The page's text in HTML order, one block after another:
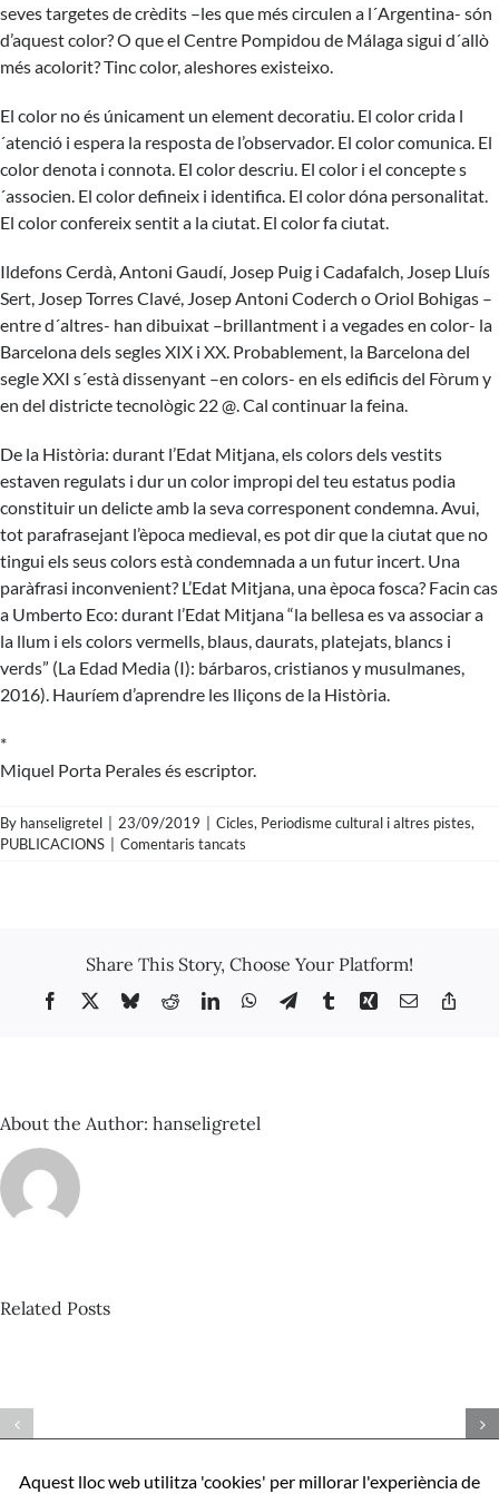
seves targetes de crèdits –les que més circulen a l´Argentina- són
d’aquest color? O que el Centre Pompidou de Málaga sigui d´allò
més acolorit? Tinc color, aleshores existeixo.
El color no és únicament un element decoratiu. El color crida l
´atenció i espera la resposta de l’observador. El color comunica. El
color denota i connota. El color descriu. El color i el concepte s
´associen. El color defineix i identifica. El color dóna personalitat.
El color confereix sentit a la ciutat. El color fa ciutat.
Ildefons Cerdà, Antoni Gaudí, Josep Puig i Cadafalch, Josep Lluís
Sert, Josep Torres Clavé, Josep Antoni Coderch o Oriol Bohigas –
entre d´altres- han dibuixat –brillantment i a vegades en color- la
Barcelona dels segles XIX i XX. Probablement, la Barcelona del
segle XXI s´està dissenyant –en colors- en els edificis del Fòrum y
en del districte tecnològic 22 @. Cal continuar la feina.
De la Història: durant l’Edat Mitjana, els colors dels vestits
estaven regulats i dur un color impropi del teu estatus podia
constituir un delicte amb la seva corresponent condemna. Avui,
tot parafrasejant l’època medieval, es pot dir que la ciutat que no
tingui els seus colors està condemnada a un futur incert. Una
paràfrasi inconvenient? L’Edat Mitjana, una època fosca? Facin cas
a Umberto Eco: durant l’Edat Mitjana “la bellesa es va associar a
la llum i els colors vermells, blaus, daurats, platejats, blancs i
verds” (La Edad Media (I): bárbaros, cristianos y musulmanes,
2016). Hauríem d’aprendre les lliçons de la Història.
*
Miquel Porta Perales és escriptor.
By hanseligretel 23/09/2019 Cicles, Periodisme cultural i altres pistes,
PUBLICACIONS
Comentaris tancats
color
fa
la
Share This Story, Choose Your Platform!
Facebook BlueskyRedditLinkedInWhatsApp
TelegramTumblrXing Email
About the Author: hanseligretel
Related Posts
Misonne
Mona
ser
apunts
Aquest lloc web utilitza 'cookies' per millorar l'experiència de